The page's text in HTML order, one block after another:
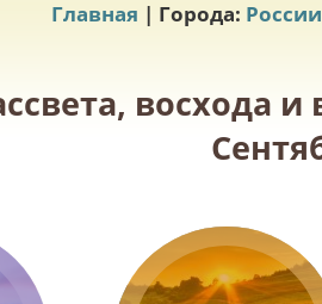
Главная | Города: России
восхода